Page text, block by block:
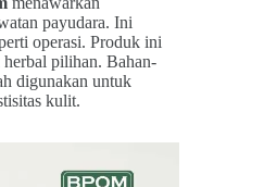
payudara. Ini
operasi. Produk ini
pilihan. Bahan-
digunakan untuk
kulit.